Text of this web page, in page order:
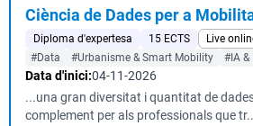
Ciència de Dades per a
Diploma d'expertesa 15 ECTS
Live
#Data
#Urbanisme & Smart Mobility #IA &
Data d'inici:04-11-2026
...una gran diversitat i quantitat de
complement per als professionals que